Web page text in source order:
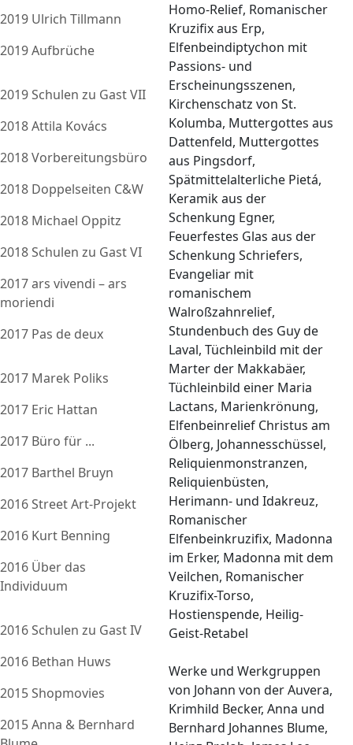
2019 Ulrich Tillmann
2019 Aufbrüche
2019 Schulen zu Gast VII
2018 Attila Kovács
2018 Vorbereitungsbüro
2018 Doppelseiten C&W
2018 Michael Oppitz
2018 Schulen zu Gast VI
2017 ars vivendi – ars
moriendi
2017 Pas de deux
2017 Marek Poliks
2017 Eric Hattan
2017 Büro für ...
2017 Barthel Bruyn
2016 Street Art-Projekt
2016 Kurt Benning
2016 Über das
Individuum
2016 Schulen zu Gast IV
2016 Bethan Huws
2015 Shopmovies
2015 Anna & Bernhard
Homo-Relief, Romanischer
Kruzifix aus Erp,
Elfenbeindiptychon mit
Passions- und
Erscheinungsszenen,
Kirchenschatz von St.
Kolumba, Muttergottes aus
Dattenfeld, Muttergottes
aus Pingsdorf,
Spätmittelalterliche Pietá,
Keramik aus der
Schenkung Egner,
Feuerfestes Glas aus der
Schenkung Schriefers,
Evangeliar mit
romanischem
Walroßzahnrelief,
Stundenbuch des Guy de
Laval, Tüchleinbild mit der
Marter der Makkabäer,
Tüchleinbild einer Maria
Lactans, Marienkrönung,
Elfenbeinrelief Christus am
Ölberg, Johannesschüssel,
Reliquienmonstranzen,
Reliquienbüsten,
Herimann- und Idakreuz,
Romanischer
Elfenbeinkruzifix, Madonna
im Erker, Madonna mit dem
Veilchen, Romanischer
Kruzifix-Torso,
Hostienspende, Heilig-
Geist-Retabel
Werke und Werkgruppen
von Johann von der Auvera,
Krimhild Becker, Anna und
Bernhard Johannes Blume,